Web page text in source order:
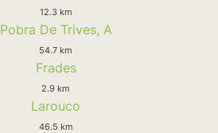
12.3 km
Pobra De Trives, A
54.7 km
Frades
2.9 km
Larouco
46.5 km